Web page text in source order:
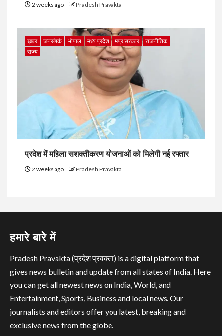
2 weeks ago Pradesh Pravakta
ख़बर जनसंपर्क भोपाल मध्य प्रदेश मप्र सरकार
राजनीतिक
राज्य
प्रदेश में महिला सशक्तीकरण योजनाओं को मिलेगी नई रफ्तार
2 weeks ago Pradesh Pravakta
हमारे बारे में
Pradesh Pravakta (प्रदेश प्रवक्ता) is a digital platform that
gives news bulletin and update from all states of India. Here
you can get all newest news on India, World, and
Entertainment, Sports, Business and local news. Our
journalists and editors offer you latest, breaking and
exclusive news from the globe.